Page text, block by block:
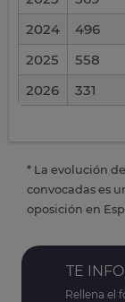
2024
496
2025
558
2026
331
* La evolución
convocadas es
oposición en
TE
Rellena el